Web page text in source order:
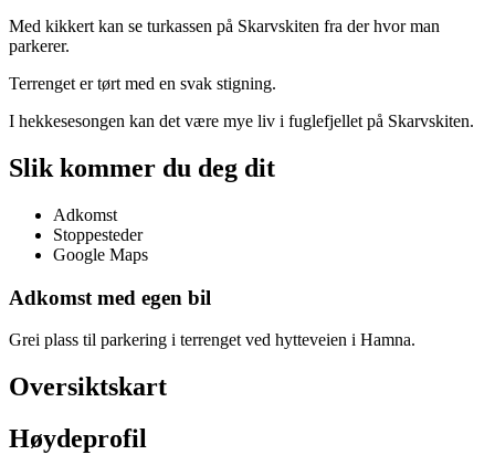
Med kikkert kan se turkassen på Skarvskiten fra der hvor man
parkerer.
Terrenget er tørt med en svak stigning.
I hekkesesongen kan det være mye liv i fuglefjellet på Skarvskiten.
Slik kommer du deg dit
Adkomst
Stoppesteder
Google Maps
Adkomst med egen bil
Grei plass til parkering i terrenget ved hytteveien i Hamna.
Oversiktskart
Høydeprofil